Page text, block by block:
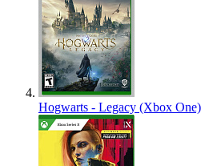
Hogwarts - Legacy (Xbox One)